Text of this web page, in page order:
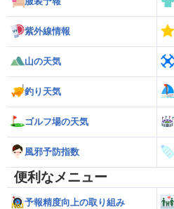
紫外線情報
山の天気
釣り天気
ゴルフ場の天気
風邪予防指数
便利なメニュー
予報精度向上の取り組み